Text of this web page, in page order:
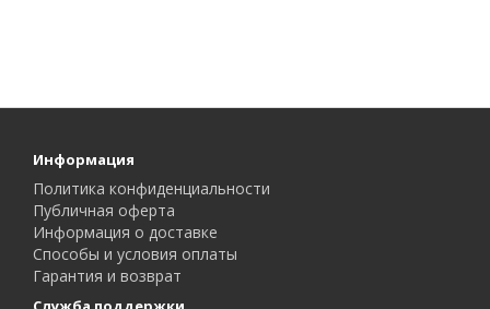
Информация
Политика конфиденциальности
Публичная оферта
Информация о доставке
Способы и условия оплаты
Гарантия и возврат